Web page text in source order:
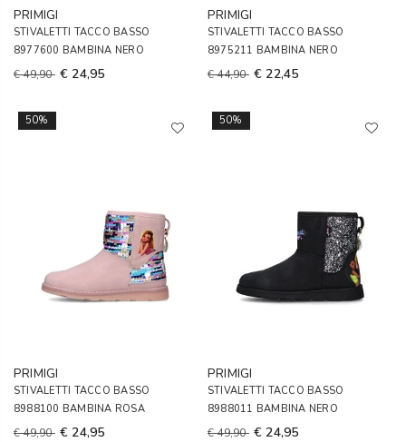
PRIMIGI
STIVALETTI TACCO BASSO
8977600 BAMBINA NERO
€ 49,90 € 24,95
PRIMIGI
STIVALETTI TACCO BASSO
8975211 BAMBINA NERO
€ 44,90 € 22,45
50%
PRIMIGI
STIVALETTI TACCO BASSO
8988100 BAMBINA ROSA
€ 49,90 € 24,95
50%
PRIMIGI
STIVALETTI TACCO BASSO
8988011 BAMBINA NERO
€ 49,90 € 24,95